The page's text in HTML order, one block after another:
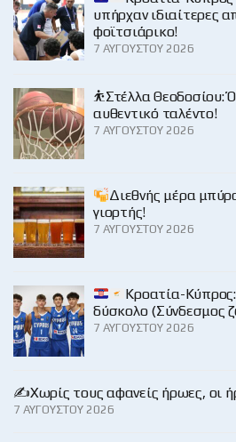
υπήρχαν ιδιαίτερες
φοϊτσιάρικο!
7 ΑΥΓΟΎΣΤΟΥ 2026
⛹️Στέλλα Θεοδοσίου:
αυθεντικό ταλέντο!
7 ΑΥΓΟΎΣΤΟΥ 2026
Διεθνής μέρα
γιορτής!
7 ΑΥΓΟΎΣΤΟΥ 2026
Κροατία-
δύσκολο (Σύνδεσμος
7 ΑΥΓΟΎΣΤΟΥ 2026
✍️Χωρίς τους αφανείς ήρωες, οι
7 ΑΥΓΟΎΣΤΟΥ 2026